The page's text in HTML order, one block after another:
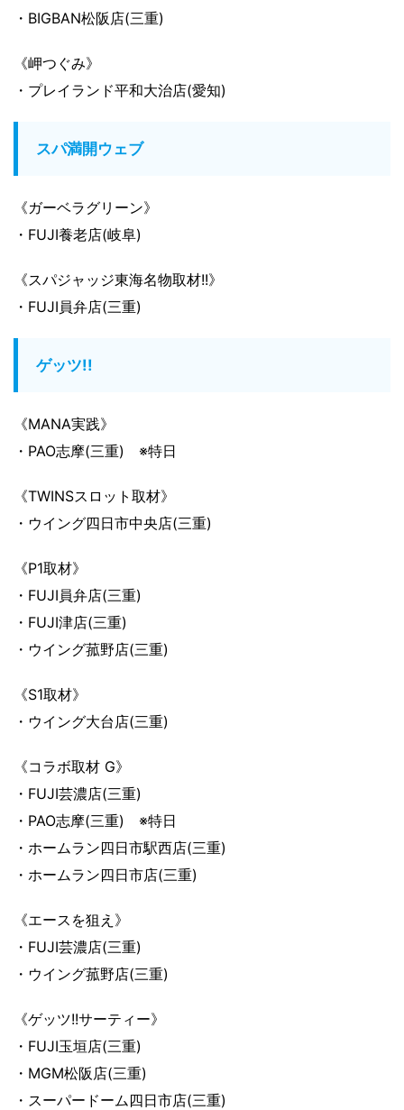
・BIGBAN松阪店(三重)
《岬つぐみ》
・プレイランド平和大治店(愛知)
スパ満開ウェブ
《ガーベラグリーン》
・FUJI養老店(岐阜)
《スパジャッジ東海名物取材!!》
・FUJI員弁店(三重)
ゲッツ!!
《MANA実践》
・PAO志摩(三重) ※特日
《TWINSスロット取材》
・ウイング四日市中央店(三重)
《P1取材》
・FUJI員弁店(三重)
・FUJI津店(三重)
・ウイング菰野店(三重)
《S1取材》
・ウイング大台店(三重)
《コラボ取材 G》
・FUJI芸濃店(三重)
・PAO志摩(三重) ※特日
・ホームラン四日市駅西店(三重)
・ホームラン四日市店(三重)
《エースを狙え》
・FUJI芸濃店(三重)
・ウイング菰野店(三重)
《ゲッツ!!サーティー》
・FUJI玉垣店(三重)
・MGM松阪店(三重)
・スーパードーム四日市店(三重)